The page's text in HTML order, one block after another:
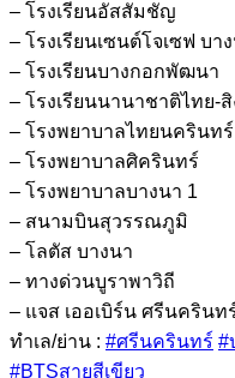
– โรงเรียนอัสสัมชัญ
– โรงเรียนเซนต์โจเซฟ บา
– โรงเรียนบางกอกพัฒนา
– โรงเรียนนานาชาติไทย-
– โรงพยาบาลไทยนครินทร์
– โรงพยาบาลศิครินทร์
– โรงพยาบาลบางนา 1
– สนามบินสุวรรณภูมิ
– โลตัส บางนา
– ทางด่วนบูราพาวิถี
– แจส เออเบิร์น ศรีนครินท
ทำเล/ย่าน : #ศรีนครินทร์ #
#BTSสายสีเขียว